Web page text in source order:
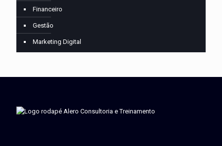
Financeiro
Gestão
Marketing Digital